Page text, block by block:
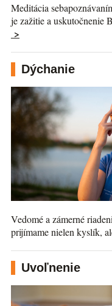
Meditácia
je zažitie a uskutočnenie
>
Dýchanie
Vedomé a zámerné
prijímame nielen kyslík,
Uvoľnenie